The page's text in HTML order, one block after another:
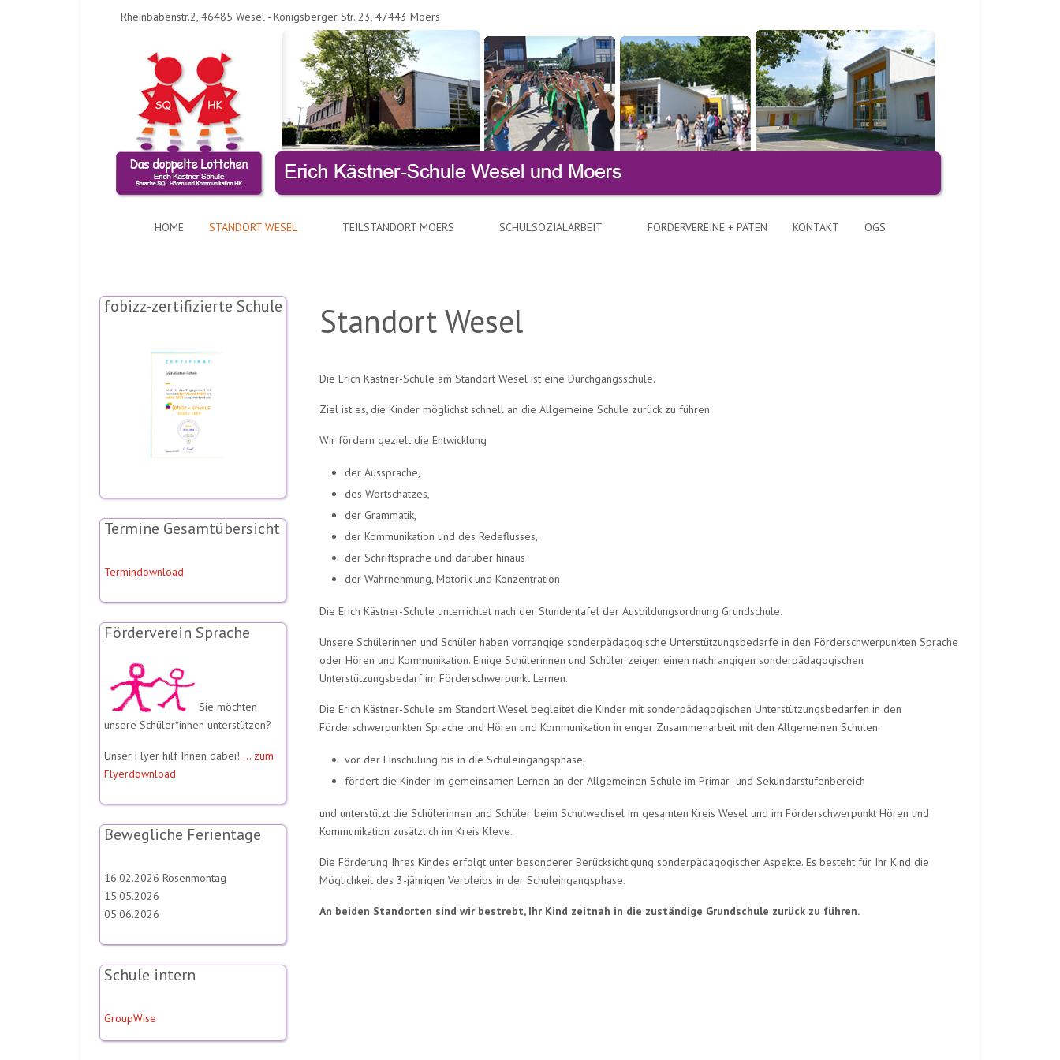
Rheinbabenstr.2, 46485 Wesel - Königsberger Str. 23, 47443 Moers
HOME STANDORT WESEL TEILSTANDORT MOERS SCHULSOZIALARBEIT FÖRDERVEREINE + PATEN KONTAKT OGS
fobizz-zertifizierte Schule
Termine Gesamtübersicht
Termindownload
Förderverein Sprache
Sie möchten
unsere Schüler*innen unterstützen?
Unser Flyer hilf Ihnen dabei! ... zum
Flyerdownload
Bewegliche Ferientage
16.02.2026 Rosenmontag
15.05.2026
05.06.2026
Schule intern
GroupWise
Standort Wesel
Die Erich Kästner-Schule am Standort Wesel ist eine Durchgangsschule.
Ziel ist es, die Kinder möglichst schnell an die Allgemeine Schule zurück zu führen.
Wir fördern gezielt die Entwicklung
der Aussprache,
des Wortschatzes,
der Grammatik,
der Kommunikation und des Redeflusses,
der Schriftsprache und darüber hinaus
der Wahrnehmung, Motorik und Konzentration
Die Erich Kästner-Schule unterrichtet nach der Stundentafel der Ausbildungsordnung Grundschule.
Unsere Schülerinnen und Schüler haben vorrangige sonderpädagogische Unterstützungsbedarfe in den Förderschwerpunkten Sprache
oder Hören und Kommunikation. Einige Schülerinnen und Schüler zeigen einen nachrangigen sonderpädagogischen
Unterstützungsbedarf im Förderschwerpunkt Lernen.
Die Erich Kästner-Schule am Standort Wesel begleitet die Kinder mit sonderpädagogischen Unterstützungsbedarfen in den
Förderschwerpunkten Sprache und Hören und Kommunikation in enger Zusammenarbeit mit den Allgemeinen Schulen:
vor der Einschulung bis in die Schuleingangsphase,
fördert die Kinder im gemeinsamen Lernen an der Allgemeinen Schule im Primar- und Sekundarstufenbereich
und unterstützt die Schülerinnen und Schüler beim Schulwechsel im gesamten Kreis Wesel und im Förderschwerpunkt Hören und
Kommunikation zusätzlich im Kreis Kleve.
Die Förderung Ihres Kindes erfolgt unter besonderer Berücksichtigung sonderpädagogischer Aspekte. Es besteht für Ihr Kind die
Möglichkeit des 3-jährigen Verbleibs in der Schuleingangsphase.
An beiden Standorten sind wir bestrebt, Ihr Kind zeitnah in die zuständige Grundschule zurück zu führen.